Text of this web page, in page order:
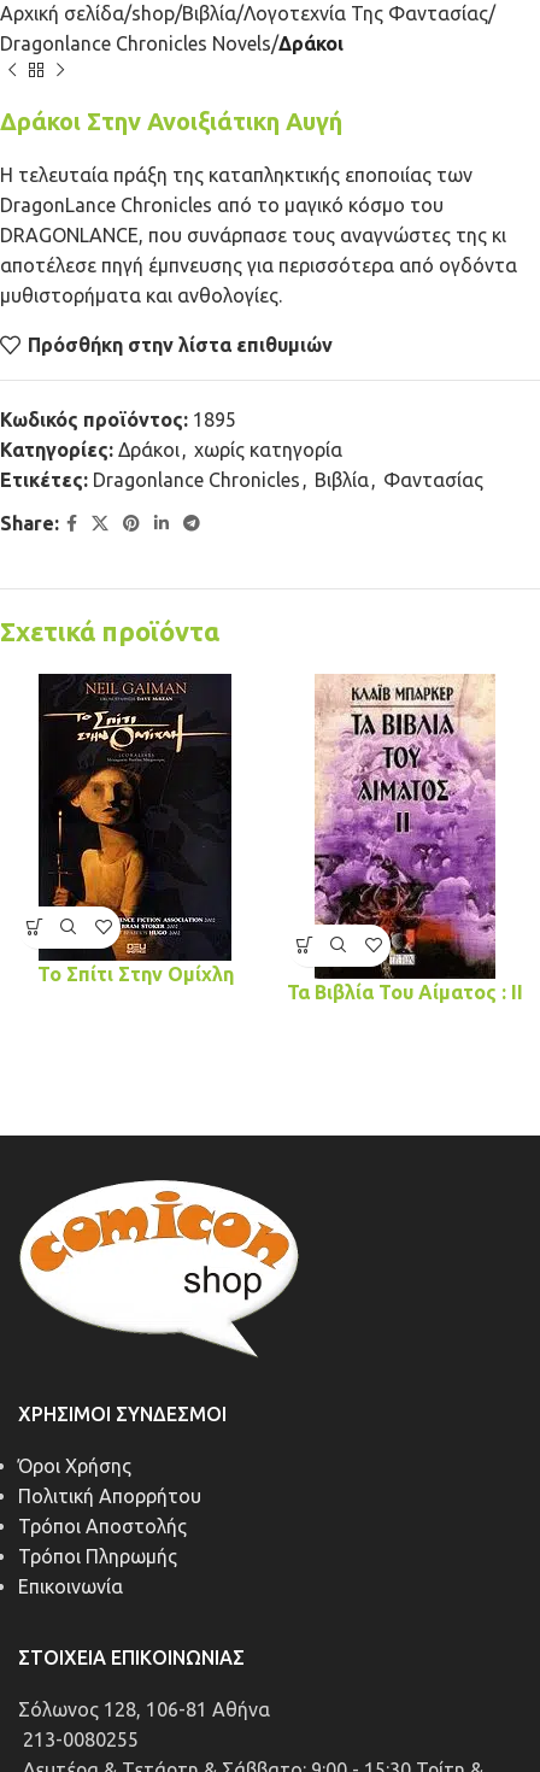
Αρχική σελίδα shop Βιβλία Λογοτεχνία Της Φαντασίας
Dragonlance Chronicles Novels Δράκοι
Δράκοι Στην Ανοιξιάτικη Αυγή
Η τελευταία πράξη της καταπληκτικής εποποιίας των
DragonLance Chronicles από το μαγικό κόσμο του
DRAGONLANCE, που συνάρπασε τους αναγνώστες της κι
αποτέλεσε πηγή έμπνευσης για περισσότερα από ογδόντα
μυθιστορήματα και ανθολογίες.
Πρόσθήκη στην λίστα επιθυμιών
Κωδικός προϊόντος: 1895
Κατηγορίες: Δράκοι, χωρίς κατηγορία
Ετικέτες: Dragonlance Chronicles , Βιβλία, Φαντασίας
Share:
Σχετικά προϊόντα
Το Σπίτι Στην Ομίχλη
Τα Βιβλία Του Αίματος : II
ΧΡΉΣΙΜΟΙ ΣΎΝΔΕΣΜΟΙ
Όροι Χρήσης
Πολιτική Απορρήτου
Τρόποι Αποστολής
Τρόποι Πληρωμής
Επικοινωνία
ΣΤΟΙΧΕΊΑ ΕΠΙΚΟΙΝΩΝΊΑΣ
Σόλωνος 128, 106-81 Αθήνα
213-0080255